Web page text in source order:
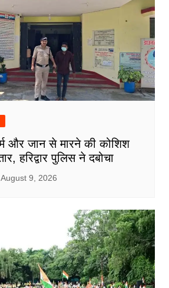
और जान से मारने की कोशिश
हरिद्वार पुलिस ने दबोचा
August 9, 2026